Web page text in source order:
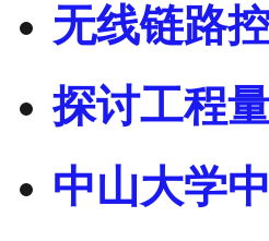
无线链路
探讨工程
中山大学